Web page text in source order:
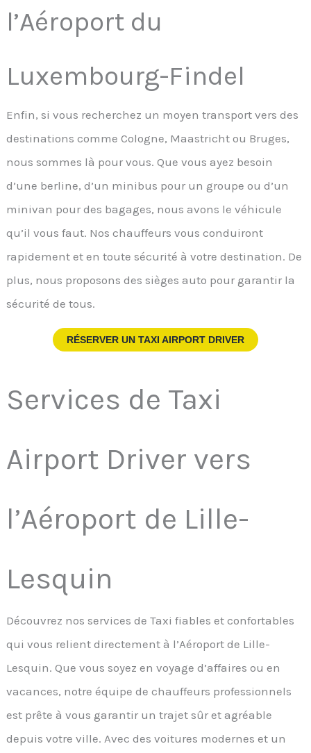
l’Aéroport du
Luxembourg-Findel
Enfin, si vous recherchez un moyen transport vers des
destinations comme Cologne, Maastricht ou Bruges,
nous sommes là pour vous. Que vous ayez besoin
d’une berline, d’un minibus pour un groupe ou d’un
minivan pour des bagages, nous avons le véhicule
qu’il vous faut. Nos chauffeurs vous conduiront
rapidement et en toute sécurité à votre destination. De
plus, nous proposons des sièges auto pour garantir la
sécurité de tous.
RÉSERVER UN TAXI AIRPORT DRIVER
Services de Taxi
Airport Driver vers
l’Aéroport de Lille-
Lesquin
Découvrez nos services de Taxi fiables et confortables
qui vous relient directement à l’Aéroport de Lille-
Lesquin. Que vous soyez en voyage d’affaires ou en
vacances, notre équipe de chauffeurs professionnels
est prête à vous garantir un trajet sûr et agréable
depuis votre ville. Avec des voitures modernes et un